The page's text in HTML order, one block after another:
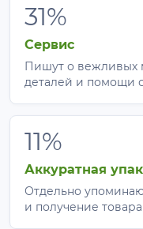
31%
Сервис
Пишут о вежливых
деталей и помощи
11%
Аккуратная
Отдельно
и получение